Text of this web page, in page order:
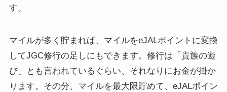
す。
マイルが多く貯まれば、マイルをeJALポイントに変換
してJGC修行の足しにもできます。修行は「貴族の遊
び」とも言われているぐらい、それなりにお金が掛か
ります。その分、マイルを最大限貯めて、eJALポイン